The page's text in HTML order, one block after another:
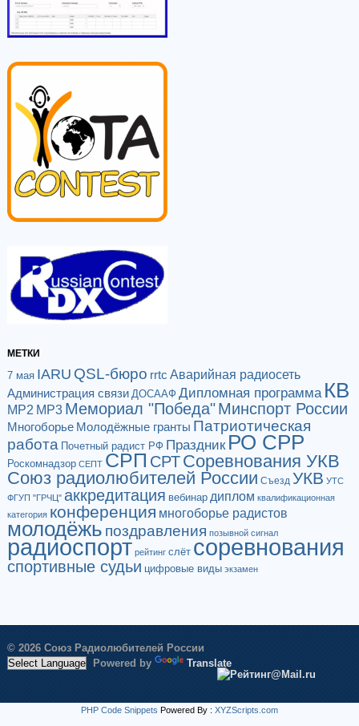
МЕТКИ
7 мая IARU QSL-бюро rrtc Аварийная радиосеть
Администрация связи ДОСААФ Дипломная программа КВ
МР2 МР3 Мемориал "Победа"Минспорт России
Многоборье Молодёжные гранты Патриотическая
работа Почетный радист РФ Праздник РО СРР
Роскомнадзор СЕПТ СРП СРТСоревнования УКВ
Союз радиолюбителей России Съезд УКВ УТС
ФГУП "ГРЧЦ" аккредитация вебинар диплом квалификационная
категория конференция многоборье радистов
молодёжь поздравления позывной сигнал
радиоспорт рейтинг слёт соревнования
спортивные судьи цифровые виды экзамен
© 2026 Союз Радиолюбителей России
Powered by
Translate
PHP Code Snippets Powered By : XYZScripts.com